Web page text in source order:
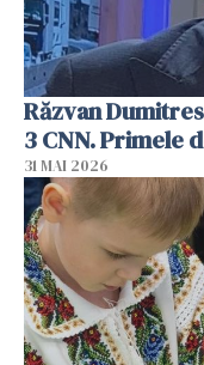
Răzvan
3 CNN. Primele
31 MAI 2026